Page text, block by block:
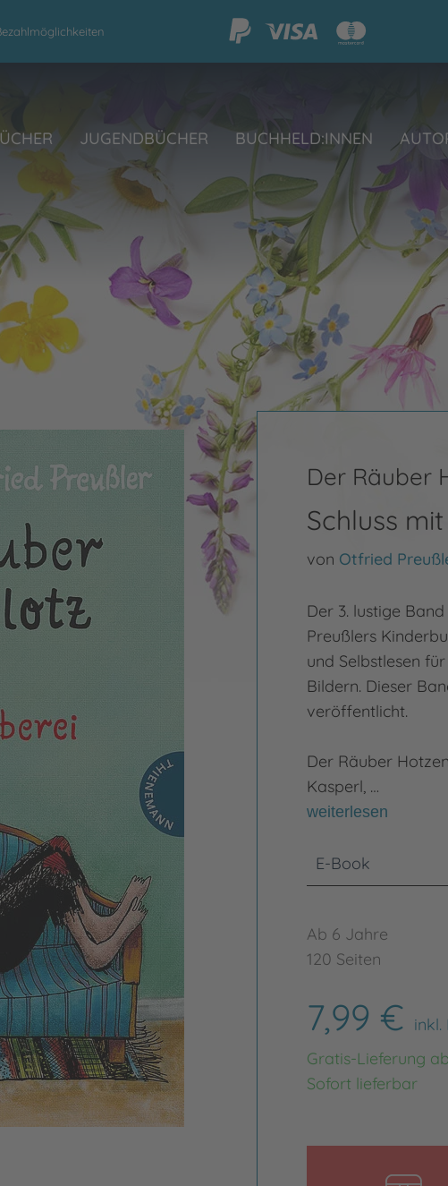
JUGENDBÜCHER BUCHHELD:INNEN
Der Räuber
Schluss
von Otfried
Der 3. lustige
Preußlers
und Selbstlesen
Bildern. Dieser
veröffentlicht.
Der Räuber
Kasperl, …
weiterlesen
E-Book
Ab 6 Jahre
120 Seiten
7,99 € inkl.
Gratis-Lieferung
Sofort lieferbar